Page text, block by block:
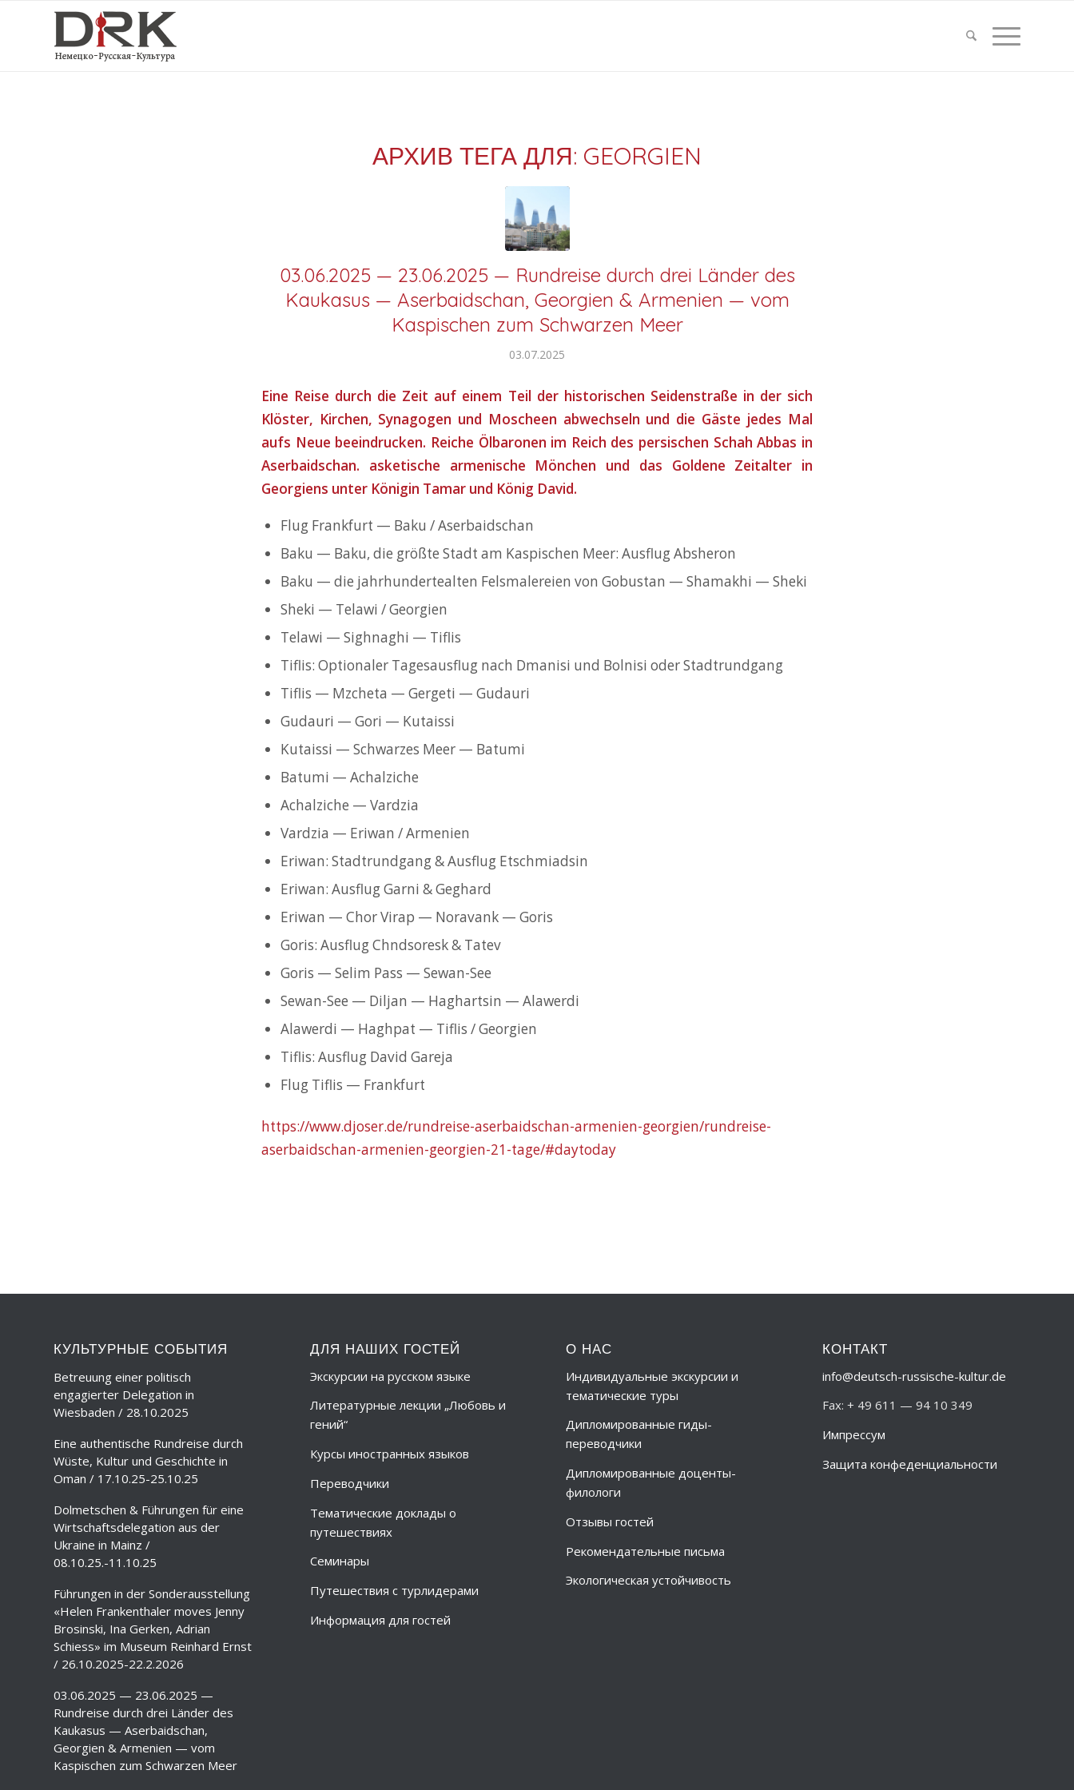
АРХИВ ТЕГА ДЛЯ: GEORGIEN
03.06.2025 — 23.06.2025 — Rundreise durch drei Länder des
Kaukasus — Aserbaidschan, Georgien & Armenien — vom
Kaspischen zum Schwarzen Meer
03.07.2025
Eine Reise durch die Zeit auf einem Teil der historischen Seidenstraße in der sich
Klöster, Kirchen, Synagogen und Moscheen abwechseln und die Gäste jedes Mal
aufs Neue beeindrucken. Reiche Ölbaronen im Reich des persischen Schah Abbas in
Aserbaidschan. asketische armenische Mönchen und das Goldene Zeitalter in
Georgiens unter Königin Tamar und König David.
Flug Frankfurt — Baku / Aserbaidschan
Baku — Baku, die größte Stadt am Kaspischen Meer: Ausflug Absheron
Baku — die jahrhundertealten Felsmalereien von Gobustan — Shamakhi — Sheki
Sheki — Telawi / Georgien
Telawi — Sighnaghi — Tiflis
Tiflis: Optionaler Tagesausflug nach Dmanisi und Bolnisi oder Stadtrundgang
Tiflis — Mzcheta — Gergeti — Gudauri
Gudauri — Gori — Kutaissi
Kutaissi — Schwarzes Meer — Batumi
Batumi — Achalziche
Achalziche — Vardzia
Vardzia — Eriwan / Armenien
Eriwan: Stadtrundgang & Ausflug Etschmiadsin
Eriwan: Ausflug Garni & Geghard
Eriwan — Chor Virap — Noravank — Goris
Goris: Ausflug Chndsoresk & Tatev
Goris — Selim Pass — Sewan-See
Sewan-See — Diljan — Haghartsin — Alawerdi
Alawerdi — Haghpat — Tiflis / Georgien
Tiflis: Ausflug David Gareja
Flug Tiflis — Frankfurt
https://www.djoser.de/rundreise-aserbaidschan-armenien-georgien/rundreise-
aserbaidschan-armenien-georgien-21-tage/#daytoday
КУЛЬТУРНЫЕ СОБЫТИЯ
Betreuung einer politisch
engagierter Delegation in
Wiesbaden / 28.10.2025
Eine authentische Rundreise durch
Wüste, Kultur und Geschichte in
Oman / 17.10.25-25.10.25
Dolmetschen & Führungen für eine
Wirtschaftsdelegation aus der
Ukraine in Mainz /
08.10.25.-11.10.25
Führungen in der Sonderausstellung
«Helen Frankenthaler moves Jenny
Brosinski, Ina Gerken, Adrian
Schiess» im Museum Reinhard Ernst
/ 26.10.2025-22.2.2026
03.06.2025 — 23.06.2025 —
Rundreise durch drei Länder des
Kaukasus — Aserbaidschan,
Georgien & Armenien — vom
Kaspischen zum Schwarzen Meer
ДЛЯ НАШИХ ГОСТЕЙ
Экскурсии на русском языке
Литературные лекции „Любовь и
гений“
Курсы иностранных языков
Переводчики
Тематические доклады о
путешествиях
Семинары
Путешествия с турлидерами
Информация для гостей
О НАС
Индивидуальные экскурсии и
тематические туры
Дипломированные гиды-
переводчики
Дипломированные доценты-
филологи
Отзывы гостей
Рекомендательные письма
Экологическая устойчивость
КОНТАКТ
info@deutsch-russische-kultur.de
Fax: + 49 611 — 94 10 349
Импрессум
Защита конфеденциальности